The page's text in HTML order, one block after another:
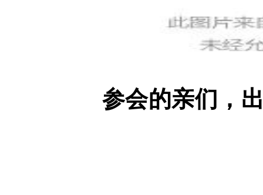
参会的亲们 ，